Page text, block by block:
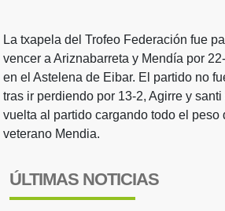
La txapela del Trofeo Federación fue
vencer a Ariznabarreta y Mendía por
en el Astelena de Eibar. El partido no
tras ir perdiendo por 13-2, Agirre y
vuelta al partido cargando todo el peso
veterano Mendia.
ÚLTIMAS NOTICIAS